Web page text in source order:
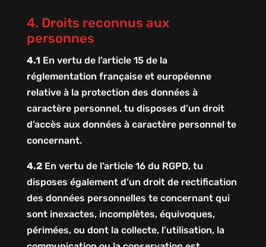
4. Droits reconnus aux
personnes
4.1 En vertu de l’article 15 de la
réglementation française et européenne
relative à la protection des données à
caractère personnel, tu disposes d’un droit
d’accès aux données à caractère personnel te
concernant.
4.2En vertu de l’article 16 du RGPD, tu
disposes également d’un droit de rectification
des données personnelles te concernant qui
sont inexactes, incomplètes, équivoques,
périmées, ou dont la collecte, l’utilisation, la